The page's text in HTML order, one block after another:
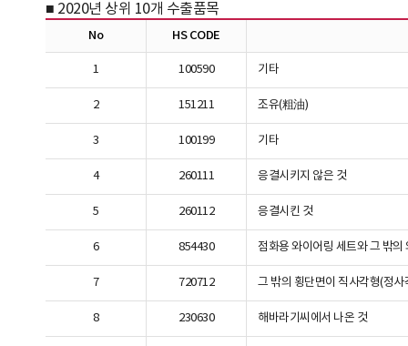
■ 2020년 상위 10개 수출품목
No HS CODE
1 100590 기타
2 151211 조유(粗油)
3 100199 기타
4 260111 응결시키지 않은 것
5 260112 응결시킨 것
6 854430 점화용 와이어링 세트와 그 밖
7 720712 그 밖의 횡단면이 직사각형(정
8 230630 해바라기씨에서 나온 것